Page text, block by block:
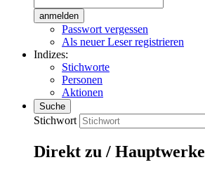
Passwort vergessen
Als neuer Leser registrieren
Indizes:
Stichworte
Personen
Aktionen
Suche
Stichwort
Direkt zu / Hauptwerke